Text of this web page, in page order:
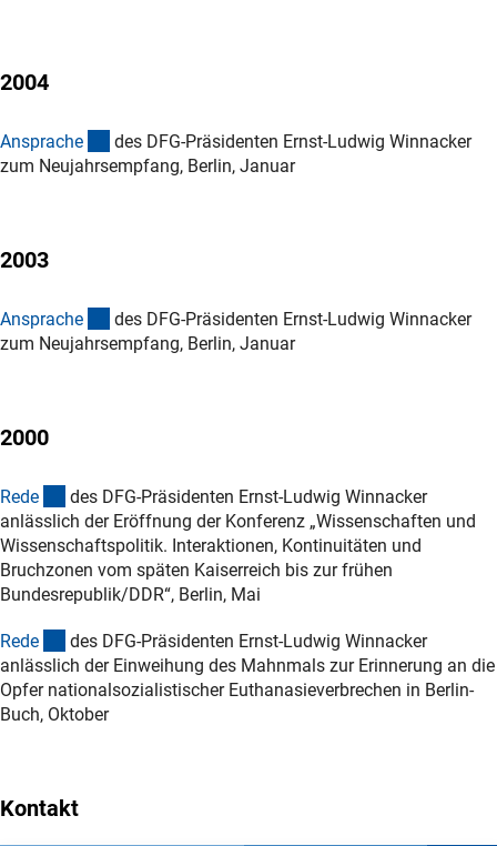
2004
Ansprache (Download)
des DFG-Präsidenten Ernst-Ludwig Winnacker
zum Neujahrsempfang, Berlin, Januar
2003
Ansprache (Download)
des DFG-Präsidenten Ernst-Ludwig Winnacker
zum Neujahrsempfang, Berlin, Januar
2000
Rede (Download)
des DFG-Präsidenten Ernst-Ludwig Winnacker
anlässlich der Eröffnung der Konferenz „Wissenschaften und
Wissenschaftspolitik. Interaktionen, Kontinuitäten und
Bruchzonen vom späten Kaiserreich bis zur frühen
Bundesrepublik/DDR“, Berlin, Mai
Rede (Download)
des DFG-Präsidenten Ernst-Ludwig Winnacker
anlässlich der Einweihung des Mahnmals zur Erinnerung an die
Opfer nationalsozialistischer Euthanasieverbrechen in Berlin-
Buch, Oktober
Kontakt